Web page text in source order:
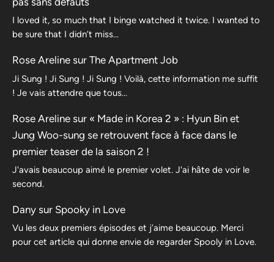
I loved it, so much that I binge watched it twice. I wanted to
be sure that I didn’t miss…
Rose Areline sur The Apartment Job
Ji Sung ! Ji Sung ! Ji Sung ! Voilà, cette information me suffit
! Je vais attendre que tous…
Rose Areline sur « Made in Korea 2 » : Hyun Bin et
Jung Woo-sung se retrouvent face à face dans le
premier teaser de la saison 2 !
J'avais beaucoup aimé le premier volet. J'ai hâte de voir le
second.
Dany sur Spooky in Love
Vu les deux premiers épisodes et j’aime beaucoup. Merci
pour cet article qui donne envie de regarder Spooly in Love.